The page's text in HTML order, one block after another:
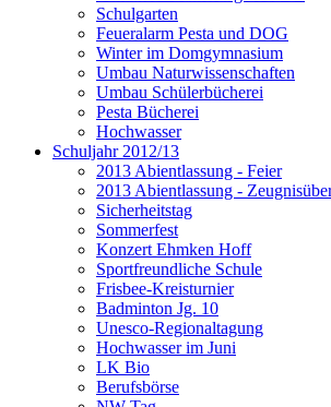
Schulgarten
Feueralarm Pesta und DOG
Winter im Domgymnasium
Umbau Naturwissenschaften
Umbau Schülerbücherei
Pesta Bücherei
Hochwasser
Schuljahr 2012/13
2013 Abientlassung - Feier
2013 Abientlassung -
Sicherheitstag
Sommerfest
Konzert Ehmken Hoff
Sportfreundliche Schule
Frisbee-Kreisturnier
Badminton Jg. 10
Unesco-Regionaltagung
Hochwasser im Juni
LK Bio
Berufsbörse